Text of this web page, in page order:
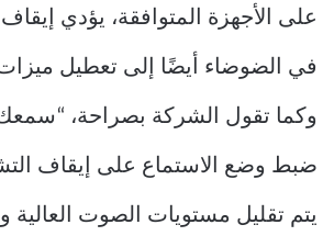
على الأجهزة المتوافقة، يؤدي
في الضوضاء أيضًا إلى تعطيل
وكما تقول الشركة بصراحة،
ضبط وضع الاستماع على إيقاف
يتم تقليل مستويات الصوت العالية